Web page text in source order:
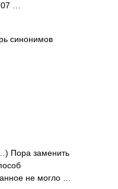
…
синонимов
Пора заменить
не могло …